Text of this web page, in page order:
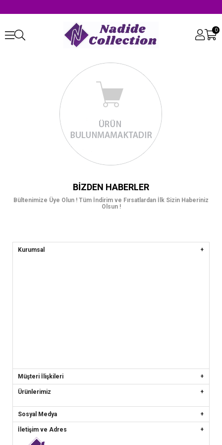
0
BIZDEN HABERLER
Bültenimize Üye Olun ! Tüm İndirim ve Fırsatlardan İlk Sizin Haberiniz
Olsun !
Kurumsal
Müşteri İlişkileri
Ürünlerimiz
Sosyal Medya
İletişim ve Adres